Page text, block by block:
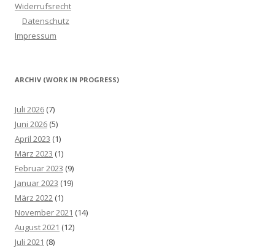
Widerrufsrecht
Datenschutz
Impressum
ARCHIV (WORK IN PROGRESS)
Juli 2026 (7)
Juni 2026 (5)
April 2023 (1)
März 2023 (1)
Februar 2023 (9)
Januar 2023 (19)
März 2022 (1)
November 2021 (14)
August 2021 (12)
Juli 2021 (8)